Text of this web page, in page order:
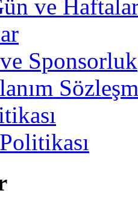
ve
Sponsorluk